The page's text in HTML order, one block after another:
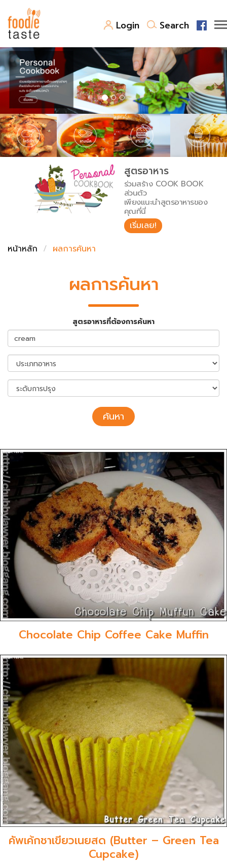
Login Search
สูตรอาหาร
สูตรอาหารล่าสุด
Top Foodie
พาไปชิม
สารพันก้นครัว
เคล็ดลับน่ารู้
เปรียบเทียบหน่วยการตวง
เปรียบเทียบอุณหภูมิ
เปรียบเทียบน้ำหนักวัตถุดิบ
FoodPedia
สร้าง Cookbook
สูตรอาหาร
ร่วมสร้าง COOK BOOK
ส่วนตัว
เพียงแนะนำสูตรอาหารของ
คุณที่นี่
เริ่มเลย!
หน้าหลัก
ผลการค้นหา
ผลการค้นหา
สูตรอาหารที่ต้องการค้นหา
ค้นหา
Chocolate Chip Coffee Cake Muffin
คัพเค้กชาเขียวเนยสด (Butter – Green Tea
Cupcake)